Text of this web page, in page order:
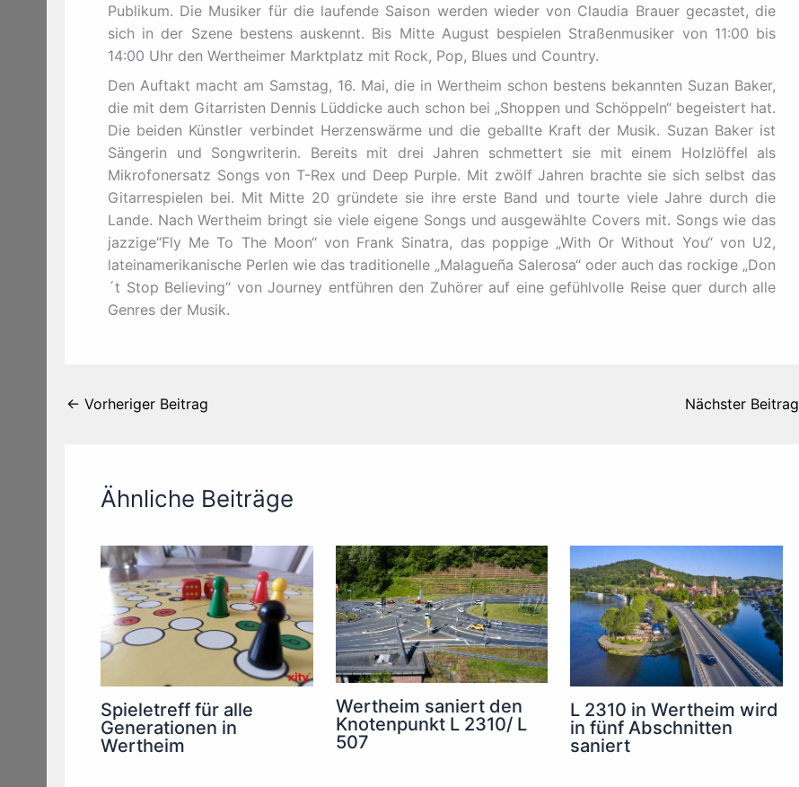
Publikum. Die Musiker für die laufende Saison werden wieder von Claudia Brauer gecastet, die
sich in der Szene bestens auskennt. Bis Mitte August bespielen Straßenmusiker von 11:00 bis
14:00 Uhr den Wertheimer Marktplatz mit Rock, Pop, Blues und Country.
Den Auftakt macht am Samstag, 16. Mai, die in Wertheim schon bestens bekannten Suzan Baker,
die mit dem Gitarristen Dennis Lüddicke auch schon bei „Shoppen und Schöppeln“ begeistert hat.
Die beiden Künstler verbindet Herzenswärme und die geballte Kraft der Musik. Suzan Baker ist
Sängerin und Songwriterin. Bereits mit drei Jahren schmettert sie mit einem Holzlöffel als
Mikrofonersatz Songs von T-Rex und Deep Purple. Mit zwölf Jahren brachte sie sich selbst das
Gitarrespielen bei. Mit Mitte 20 gründete sie ihre erste Band und tourte viele Jahre durch die
Lande. Nach Wertheim bringt sie viele eigene Songs und ausgewählte Covers mit. Songs wie das
jazzige“Fly Me To The Moon“ von Frank Sinatra, das poppige „With Or Without You“ von U2,
lateinamerikanische Perlen wie das traditionelle „Malagueña Salerosa“ oder auch das rockige „Don
´t Stop Believing“ von Journey entführen den Zuhörer auf eine gefühlvolle Reise quer durch alle
Genres der Musik.
← Vorheriger Beitrag Nächster Beitrag
Ähnliche Beiträge
Spieletreff für alle
Generationen in
Wertheim
Wertheim saniert den
Knotenpunkt L 2310/ L
507
L 2310 in Wertheim wird
in fünf Abschnitten
saniert